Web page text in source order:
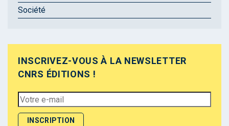
Société
INSCRIVEZ-VOUS À LA NEWSLETTER
CNRS ÉDITIONS !